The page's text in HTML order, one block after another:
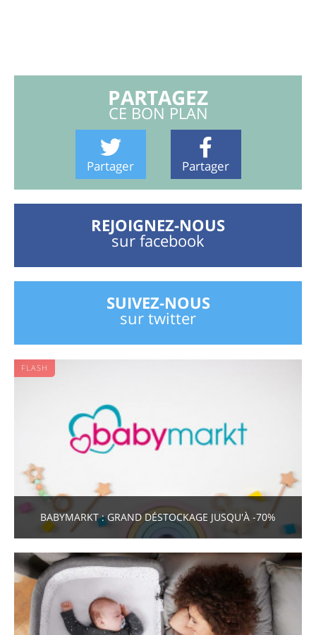
PARTAGEZ
CE BON PLAN
Partager Partager
REJOIGNEZ-NOUS
sur facebook
SUIVEZ-NOUS
sur twitter
FLASH
BABYMARKT : GRAND DÉSTOCKAGE JUSQU'À -70%